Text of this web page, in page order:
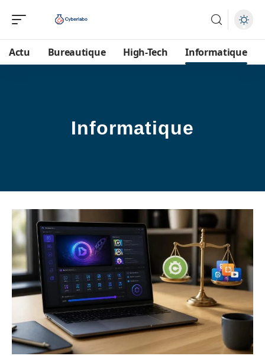
Actu Bureautique High-Tech Informatique
Informatique